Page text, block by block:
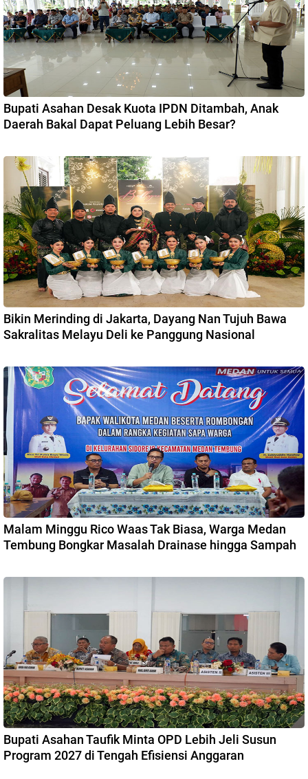
Bupati Asahan Desak Kuota IPDN Ditambah, Anak
Daerah Bakal Dapat Peluang Lebih Besar?
Bikin Merinding di Jakarta, Dayang Nan Tujuh Bawa
Sakralitas Melayu Deli ke Panggung Nasional
Malam Minggu Rico Waas Tak Biasa, Warga Medan
Tembung Bongkar Masalah Drainase hingga Sampah
Bupati Asahan Taufik Minta OPD Lebih Jeli Susun
Program 2027 di Tengah Efisiensi Anggaran